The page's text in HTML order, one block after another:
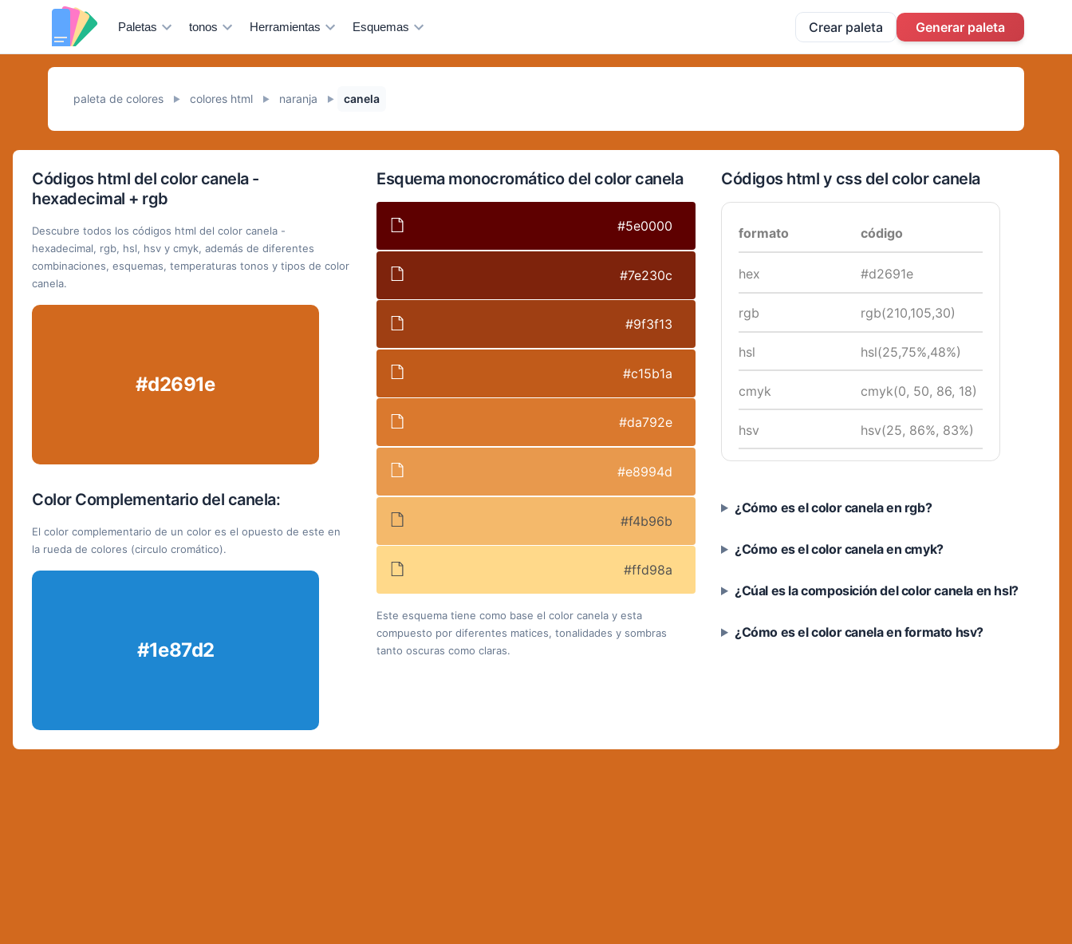
Paletas tonos Herramientas Esquemas Crear paleta Generar paleta
paleta de colores ► colores html ► naranja ► canela
Códigos html del color canela -
hexadecimal + rgb
Descubre todos los códigos html del color canela -
hexadecimal, rgb, hsl, hsv y cmyk, además de diferentes
combinaciones, esquemas, temperaturas tonos y tipos de color
canela.
#d2691e
Color Complementario del canela:
El color complementario de un color es el opuesto de este en
la rueda de colores (circulo cromático).
#1e87d2
Esquema monocromático del color canela
#5e0000
#7e230c
#9f3f13
#c15b1a
#da792e
#e8994d
#f4b96b
#ffd98a
Este esquema tiene como base el color canela y esta
compuesto por diferentes matices, tonalidades y sombras
tanto oscuras como claras.
Códigos html y css del color canela
formato código
hex #d2691e
rgb rgb(210,105,30)
hsl hsl(25,75%,48%)
cmyk cmyk(0, 50, 86, 18)
hsv hsv(25, 86%, 83%)
¿Cómo es el color canela en rgb?
¿Cómo es el color canela en cmyk?
¿Cúal es la composición del color canela en hsl?
¿Cómo es el color canela en formato hsv?